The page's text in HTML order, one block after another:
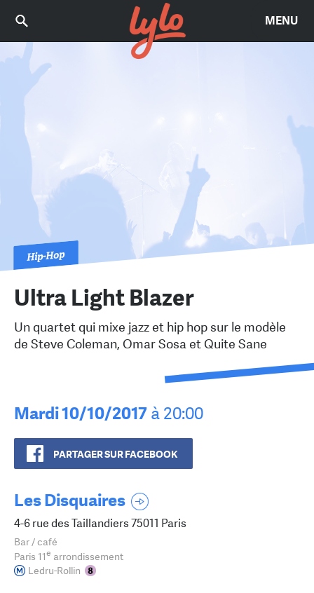
MENU
Hip-Hop
Ultra Light Blazer
Un quartet qui mixe jazz et hip hop sur le modèle
de Steve Coleman, Omar Sosa et Quite Sane
Mardi 10/10/2017 à 20:00
PARTAGER SUR FACEBOOK
Les Disquaires
4-6 rue des Taillandiers 75011 Paris
Bar / café
Paris 11e arrondissement
Ledru-Rollin